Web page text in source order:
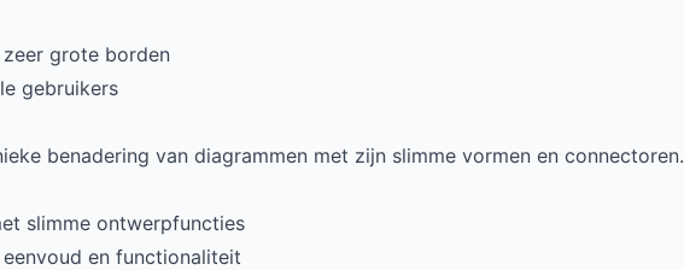
grote borden
gebruikers
benadering van diagrammen met zijn slimme vormen en connectoren.
slimme ontwerpfuncties
en functionaliteit